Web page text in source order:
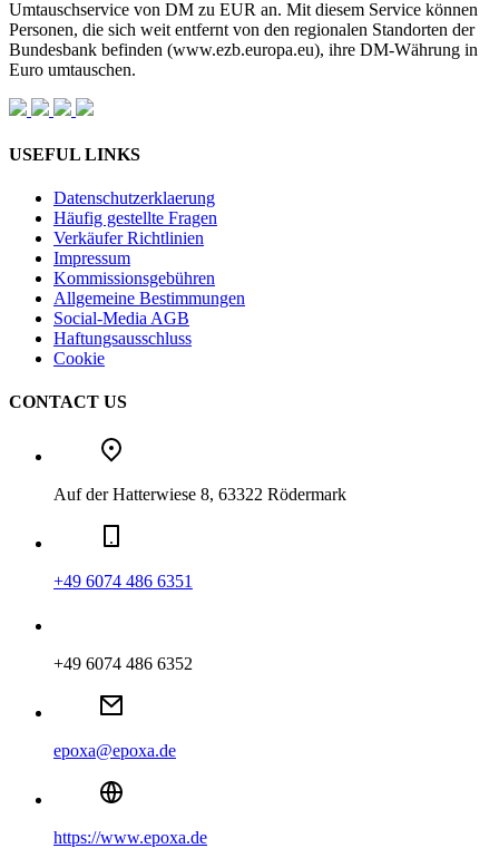
Umtauschservice von DM zu EUR an. Mit diesem Service können
Personen, die sich weit entfernt von den regionalen Standorten der
Bundesbank befinden (www.ezb.europa.eu), ihre DM-Währung in
Euro umtauschen.
USEFUL LINKS
Datenschutzerklaerung
Häufig gestellte Fragen
Verkäufer Richtlinien
Impressum
Kommissionsgebühren
Allgemeine Bestimmungen
Social-Media AGB
Haftungsausschluss
Cookie
CONTACT US
Auf der Hatterwiese 8, 63322 Rödermark
+49 6074 486 6351
+49 6074 486 6352
epoxa@epoxa.de
https://www.epoxa.de